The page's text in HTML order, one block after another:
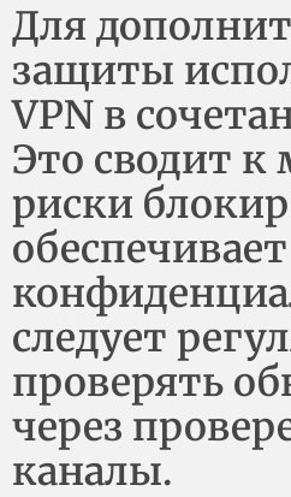
Для
защиты
VPN в
Это сводит
риски
обеспечивает
следует
проверять
через
каналы.